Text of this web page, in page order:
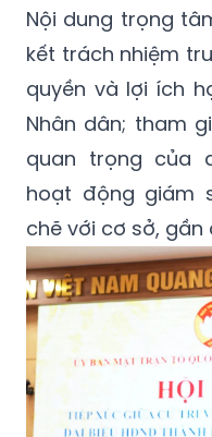
Nội dung trọng
kết trách nhiệm
quyền và lợi ích
Nhân dân; tham
quan trọng của
hoạt động giám
chẽ với cơ sở, gần